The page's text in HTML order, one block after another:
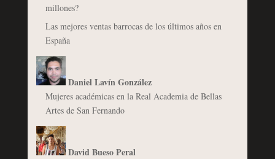
millones?
Las mejores ventas barrocas de los últimos años en
España
Daniel Lavín González
Mujeres académicas en la Real Academia de Bellas
Artes de San Fernando
David Bueso Peral